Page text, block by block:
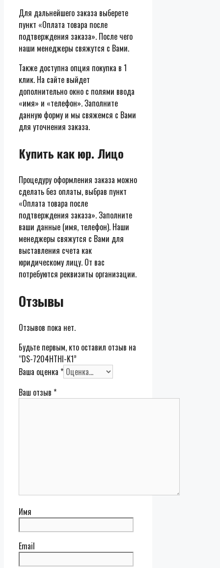
Для дальнейшего заказа выберете
пункт «Оплата товара после
подтверждения заказа». После чего
наши менеджеры свяжутся с Вами.
Также доступна опция покупка в 1
клик. На сайте выйдет
дополнительно окно с полями ввода
«имя» и «телефон». Заполните
данную форму и мы свяжемся с Вами
для уточнения заказа.
Купить как юр. Лицо
Процедуру оформления заказа можно
сделать без оплаты, выбрав пункт
«Оплата товара после
подтверждения заказа». Заполните
ваши данные (имя, телефон). Наши
менеджеры свяжутся с Вами для
выставления счета как
юридическому лицу. От вас
потребуются реквизиты организации.
Отзывы
Отзывов пока нет.
Будьте первым, кто оставил отзыв на
“DS-7204HTHI-K1”
Ваша оценка *
Ваш отзыв *
Имя
Email